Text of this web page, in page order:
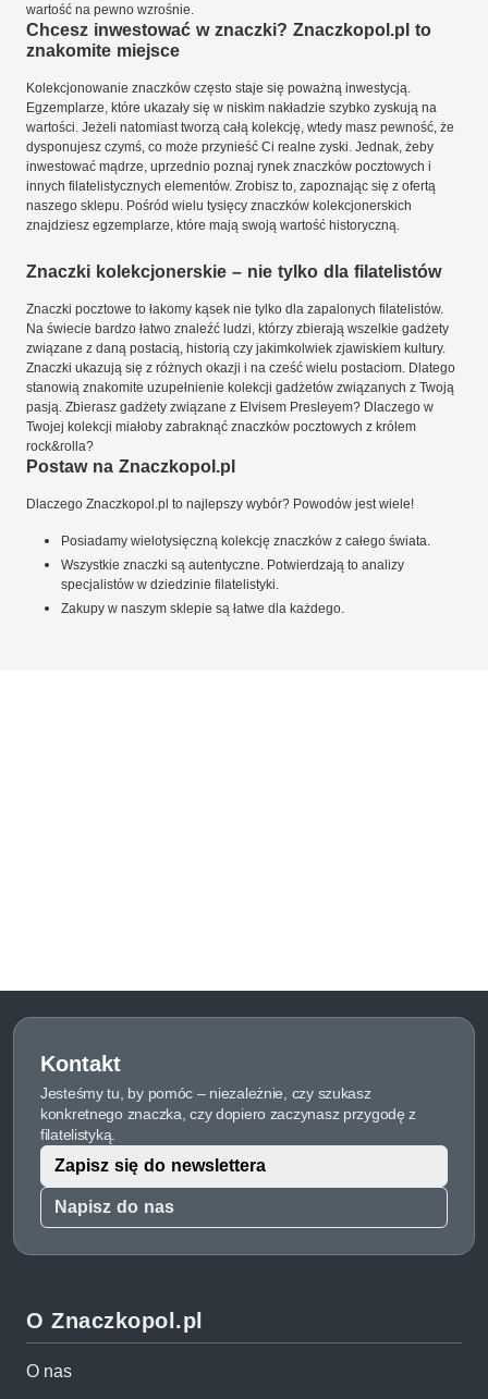
wartość na pewno wzrośnie.
Chcesz inwestować w znaczki? Znaczkopol.pl to
znakomite miejsce
Kolekcjonowanie znaczków często staje się poważną inwestycją.
Egzemplarze, które ukazały się w niskim nakładzie szybko zyskują na
wartości. Jeżeli natomiast tworzą całą kolekcję, wtedy masz pewność, że
dysponujesz czymś, co może przynieść Ci realne zyski. Jednak, żeby
inwestować mądrze, uprzednio poznaj rynek znaczków pocztowych i
innych filatelistycznych elementów. Zrobisz to, zapoznając się z ofertą
naszego sklepu. Pośród wielu tysięcy znaczków kolekcjonerskich
znajdziesz egzemplarze, które mają swoją wartość historyczną.
Znaczki kolekcjonerskie – nie tylko dla filatelistów
Znaczki pocztowe to łakomy kąsek nie tylko dla zapalonych filatelistów.
Na świecie bardzo łatwo znaleźć ludzi, którzy zbierają wszelkie gadżety
związane z daną postacią, historią czy jakimkolwiek zjawiskiem kultury.
Znaczki ukazują się z różnych okazji i na cześć wielu postaciom. Dlatego
stanowią znakomite uzupełnienie kolekcji gadżetów związanych z Twoją
pasją. Zbierasz gadżety związane z Elvisem Presleyem? Dlaczego w
Twojej kolekcji miałoby zabraknąć znaczków pocztowych z królem
rock&rolla?
Postaw na Znaczkopol.pl
Dlaczego Znaczkopol.pl to najlepszy wybór? Powodów jest wiele!
Posiadamy wielotysięczną kolekcję znaczków z całego świata.
Wszystkie znaczki są autentyczne. Potwierdzają to analizy
specjalistów w dziedzinie filatelistyki.
Zakupy w naszym sklepie są łatwe dla każdego.
Kontakt
Jesteśmy tu, by pomóc – niezależnie, czy szukasz
konkretnego znaczka, czy dopiero zaczynasz przygodę z
filatelistyką.
Napisz do nas
Zapisz się do newslettera
O Znaczkopol.pl
O nas